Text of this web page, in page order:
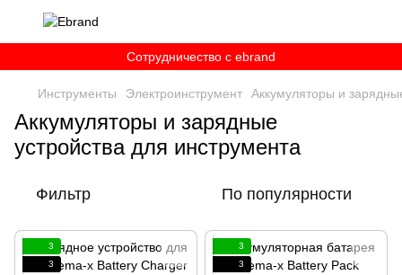
Сотрудничество c ebrand
Инструменты Электроинструмент Аккумуляторы и
Аккумуляторы и зарядные
устройства для инструмента
Фильтр По популярности
3
3
3
3